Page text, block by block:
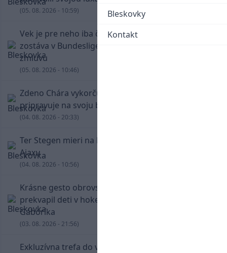
Bleskovky
Kontakt
(05. 08. 2026 - 10:59)
Vek je pre neho iba číslo! Štyridsaťročný Džeko
zostáva v Bundeslige, so Schalke predĺžil
zmluvu
(05. 08. 2026 - 10:46)
Zdeno Chára vykorčuľoval na ľad! V Trenčíne sa
pripravuje na svoju blížiacu sa rozlúčku
(04. 08. 2026 - 20:33)
Ter Stegen mieri na hosťovanie do slávneho
Ajaxu
(04. 08. 2026 - 10:56)
Krásne gesto obrovskej legendy. Chára
prekvapil deti v hokejovej škole Mariána
Gáboríka
(03. 08. 2026 - 21:56)
Exkluzívna trefa do vinkla v hodine dvanástej!